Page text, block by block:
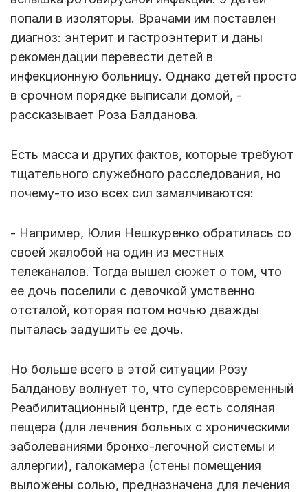
попали в изоляторы. Врачами им поставлен
диагноз: энтерит и гастроэнтерит и даны
рекомендации перевести детей в
инфекционную больницу. Однако детей просто
в срочном порядке выписали домой, -
рассказывает Роза Балданова.
Есть масса и других фактов, которые требуют
тщательного служебного расследования, но
почему-то изо всех сил замалчиваются:
- Например, Юлия Нешкуренко обратилась со
своей жалобой на один из местных
телеканалов. Тогда вышел сюжет о том, что
ее дочь поселили с девочкой умственно
отсталой, которая потом ночью дважды
пыталась задушить ее дочь.
Но больше всего в этой ситуации Розу
Балданову волнует то, что суперсовременный
Реабилитационный центр, где есть соляная
пещера (для лечения больных с хроническими
заболеваниями бронхо-легочной системы и
аллергии), галокамера (стены помещения
выложены солью, предназначена для лечения